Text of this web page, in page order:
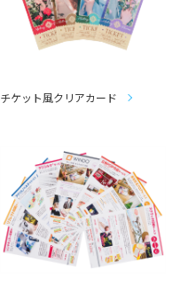
チケット風クリアカード